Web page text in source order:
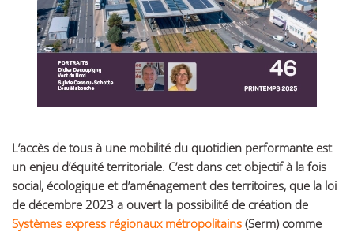
L’accès de tous à une mobilité du quotidien performante est
un enjeu d’équité territoriale. C’est dans cet objectif à la fois
social, écologique et d’aménagement des territoires, que la loi
de décembre 2023 a ouvert la possibilité de création de
Systèmes express régionaux métropolitains (Serm) comme